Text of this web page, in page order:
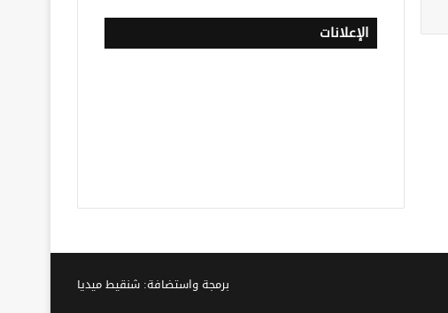
الإعلانات
برمجة واستضافة: شنقيط ميديا